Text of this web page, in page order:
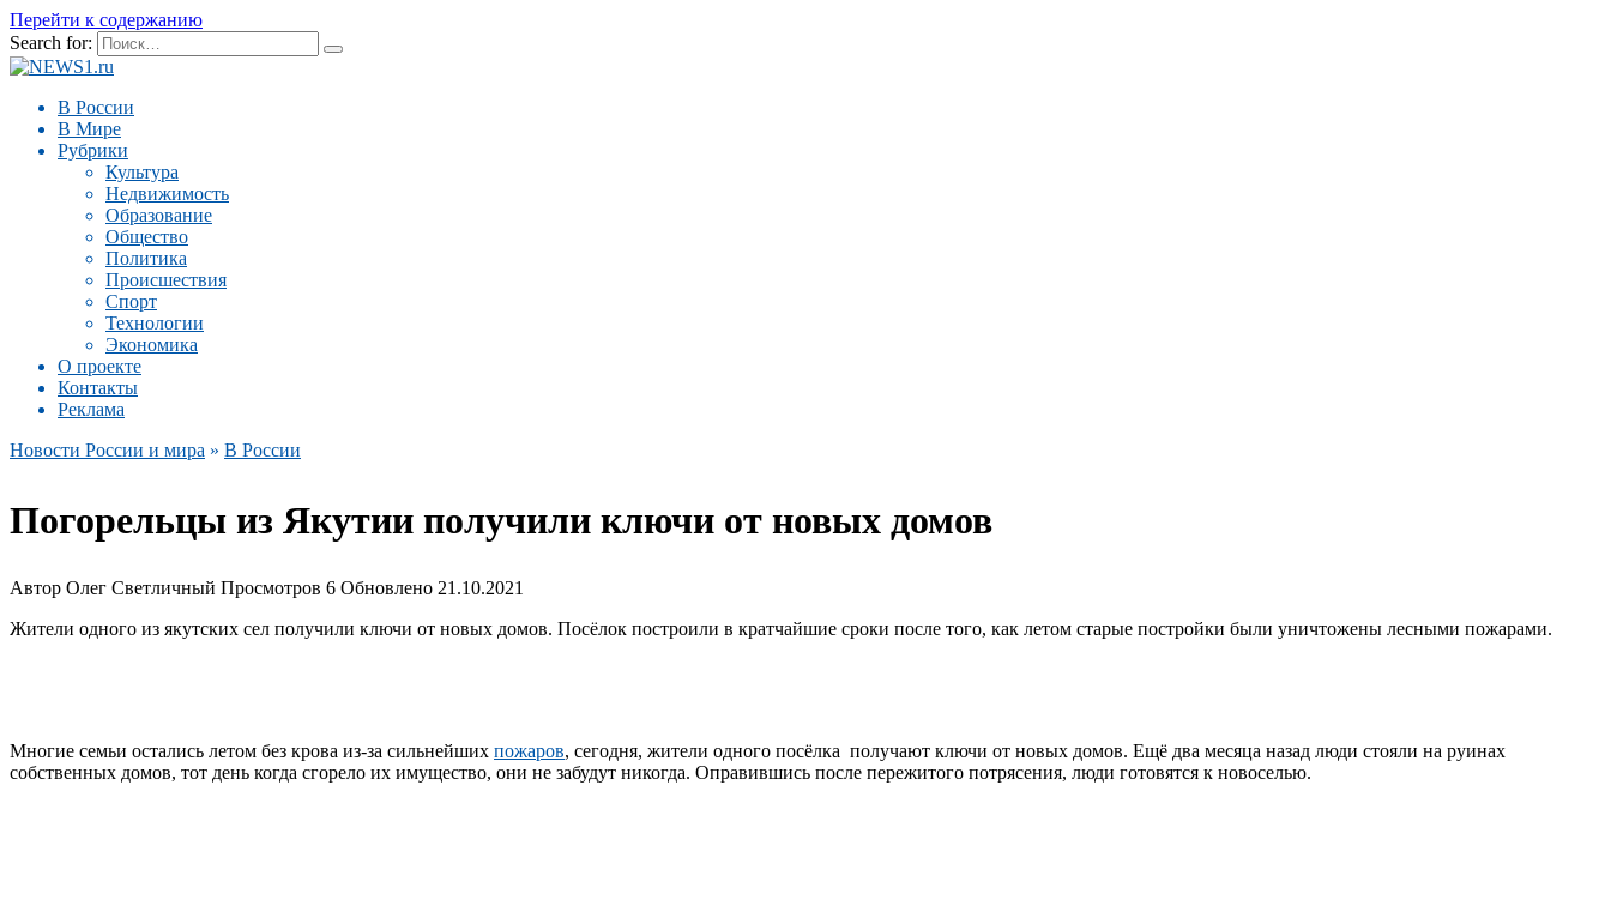
Перейти к содержанию
Search for:
В России
В Мире
Рубрики
Культура
Недвижимость
Образование
Общество
Политика
Происшествия
Спорт
Технологии
Экономика
О проекте
Контакты
Реклама
Новости России и мира » В России
Погорельцы из Якутии получили ключи от новых домов
Автор Олег Светличный Просмотров 6 Обновлено 21.10.2021
Жители одного из якутских сел получили ключи от новых домов. Посёлок построили в кратчайшие сроки после того, как летом старые постройки были уничтожены лесными пожарами.
Многие семьи остались летом без крова из-за сильнейших пожаров, сегодня, жители одного посёлка получают ключи от новых домов. Ещё два месяца назад люди стояли на руинах
собственных домов, тот день когда сгорело их имущество, они не забудут никогда. Оправившись после пережитого потрясения, люди готовятся к новоселью.